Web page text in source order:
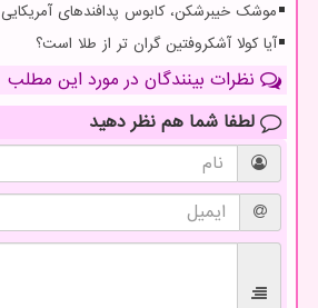
موشک خیبرشکن، کابوس پدافندهای آمریکایی
آیا کولا آشکروفتین گران تر از طلا است؟
نظرات بینندگان در مورد این مطلب
لطفا شما هم نظر دهید